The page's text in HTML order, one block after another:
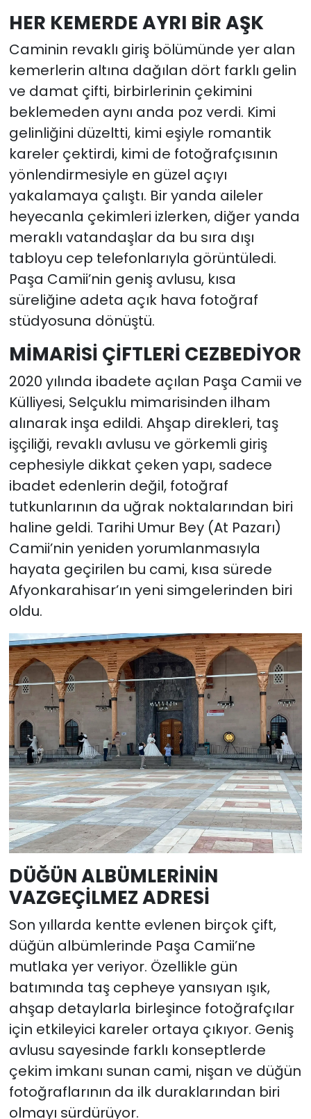
HER KEMERDE AYRI BİR AŞK
Caminin revaklı giriş bölümünde yer alan
kemerlerin altına dağılan dört farklı gelin
ve damat çifti, birbirlerinin çekimini
beklemeden aynı anda poz verdi. Kimi
gelinliğini düzeltti, kimi eşiyle romantik
kareler çektirdi, kimi de fotoğrafçısının
yönlendirmesiyle en güzel açıyı
yakalamaya çalıştı. Bir yanda aileler
heyecanla çekimleri izlerken, diğer yanda
meraklı vatandaşlar da bu sıra dışı
tabloyu cep telefonlarıyla görüntüledi.
Paşa Camii’nin geniş avlusu, kısa
süreliğine adeta açık hava fotoğraf
stüdyosuna dönüştü.
MİMARİSİ ÇİFTLERİ CEZBEDİYOR
2020 yılında ibadete açılan Paşa Camii ve
Külliyesi, Selçuklu mimarisinden ilham
alınarak inşa edildi. Ahşap direkleri, taş
işçiliği, revaklı avlusu ve görkemli giriş
cephesiyle dikkat çeken yapı, sadece
ibadet edenlerin değil, fotoğraf
tutkunlarının da uğrak noktalarından biri
haline geldi. Tarihi Umur Bey (At Pazarı)
Camii’nin yeniden yorumlanmasıyla
hayata geçirilen bu cami, kısa sürede
Afyonkarahisar’ın yeni simgelerinden biri
oldu.
DÜĞÜN ALBÜMLERİNİN
VAZGEÇİLMEZ ADRESİ
Son yıllarda kentte evlenen birçok çift,
düğün albümlerinde Paşa Camii’ne
mutlaka yer veriyor. Özellikle gün
batımında taş cepheye yansıyan ışık,
ahşap detaylarla birleşince fotoğrafçılar
için etkileyici kareler ortaya çıkıyor. Geniş
avlusu sayesinde farklı konseptlerde
çekim imkanı sunan cami, nişan ve düğün
fotoğraflarının da ilk duraklarından biri
olmayı sürdürüyor.